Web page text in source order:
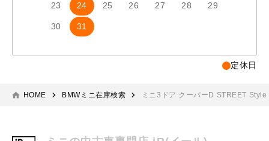
23 24 25 26 27 28 29
30 31
定休日
HOME BMWミニ在庫検索 ミニ3ドア クーパーD STREET Style